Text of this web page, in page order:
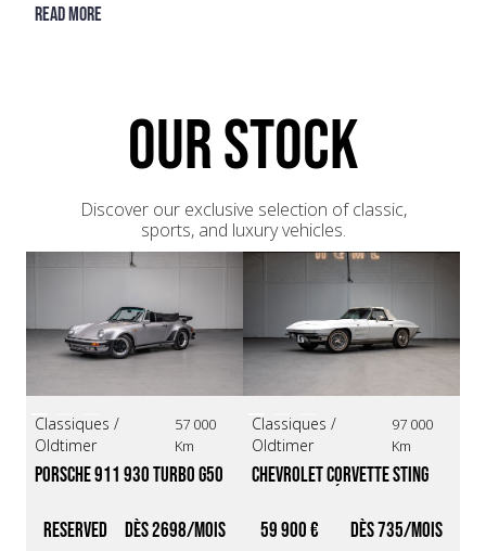
Read more
OUR STOCK
Discover our exclusive selection of classic,
sports, and luxury vehicles.
Classiques /
Oldtimer
57 000
Km
Porsche 911 930 Turbo G50
Restauration complète*
Reserved 2698
Classiques /
Oldtimer
97 000
Km
Chevrolet Corvette Sting
59 900 €
735